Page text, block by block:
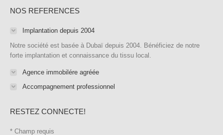
NOS REFERENCES
Implantation depuis 2004
Notre société est basée à Dubaï depuis 2004. Bénéficiez de notre
forte implantation et connaissance du tissu local.
Agence immobilére agréée
Accompagnement professionnel
RESTEZ CONNECTE!
* Champ requis